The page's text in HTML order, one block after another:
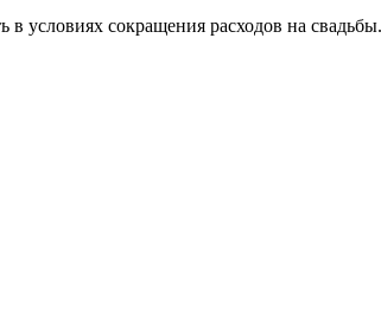
условиях сокращения расходов на